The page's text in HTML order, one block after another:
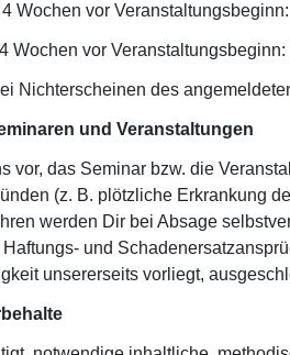
Wochen vor
Wochen vor
Nichterscheinen des
und Veranstaltungen
vor, das Seminar bzw. die
(z. B. plötzliche Erkrankung
werden Dir bei Absage
und
unsererseits vorliegt,